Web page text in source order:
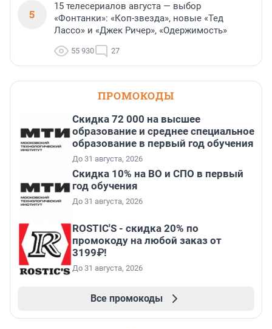
5
15 телесериалов августа — выбор
«Фонтанки»: «Коп-звезда», новые «Тед
Лассо» и «Джек Ричер», «Одержимость»
55 930 27
ПРОМОКОДЫ
Скидка 72 000 на высшее
образование и среднее специальное
образование в первый год обучения
До 31 августа, 2026
Скидка 10% на ВО и СПО в первый
год обучения
До 31 августа, 2026
ROSTIC'S - скидка 20% по
промокоду на любой заказ от
3199₽!
До 31 августа, 2026
Все промокоды